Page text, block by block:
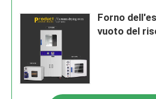
Forno
vuoto del